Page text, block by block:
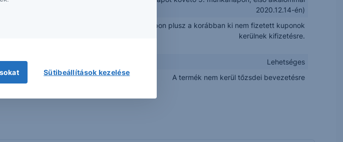
2020.12.14-én)
Névérték + 3,25% kupon plusz a korábban ki nem fizetett kuponok
kerülnek kifizetésre.
Fizikai szállítás
Lehetséges
Tőzsdei
A termék nem kerül tőzsdei bevezetésre
Sütibeállítások kezelése